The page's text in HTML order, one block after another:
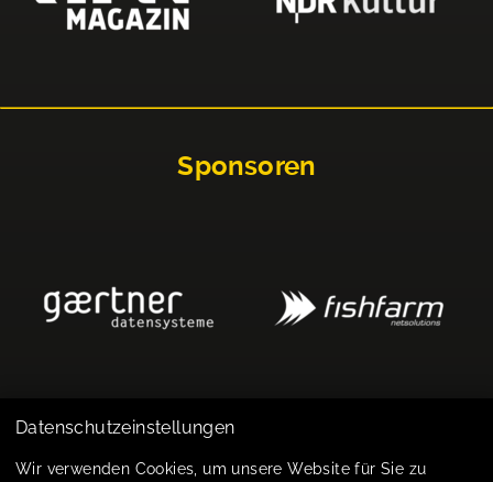
Sponsoren
Impressum
Datenschutzeinstellungen
Wir verwenden Cookies, um unsere Website für Sie zu